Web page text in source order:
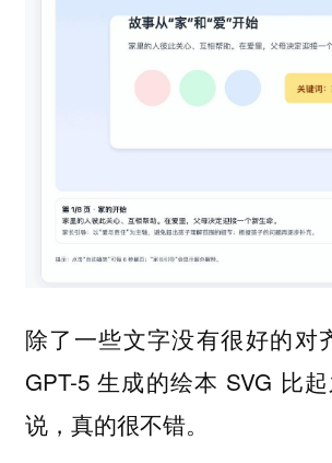
除了一些文字没有很好的对
GPT-5 生成的绘本 SVG 比
说，真的很不错。